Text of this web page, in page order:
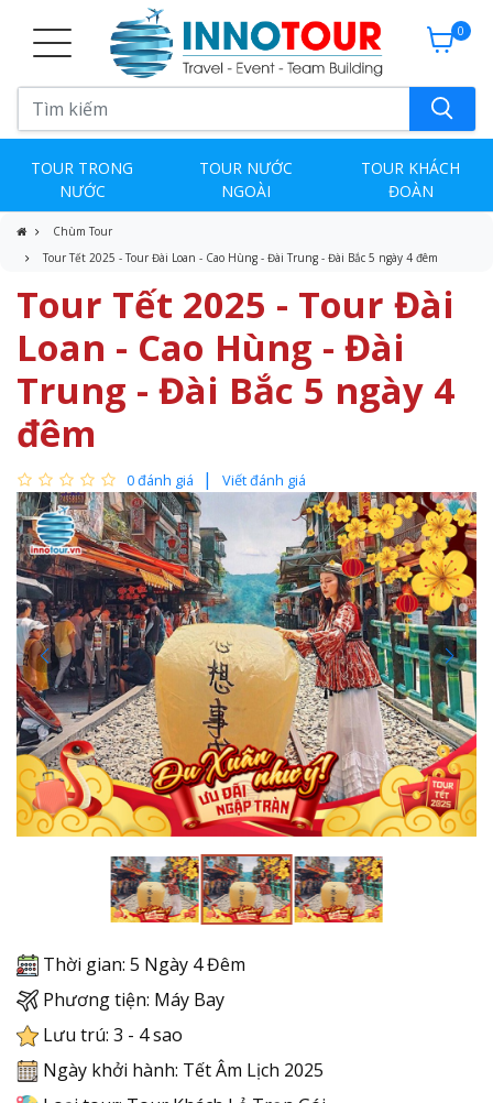
0
TOUR TRONG
NƯỚC
TOUR NƯỚC
NGOÀI
TOUR KHÁCH
ĐOÀN
Chùm Tour
Tour Tết 2025 - Tour Đài Loan - Cao Hùng - Đài Trung - Đài Bắc 5 ngày 4 đêm
Tour Tết 2025 - Tour Đài
Loan - Cao Hùng - Đài
Trung - Đài Bắc 5 ngày 4
đêm
0 đánh giá Viết đánh giá
Thời gian: 5 Ngày 4 Đêm
Phương tiện: Máy Bay
Lưu trú: 3 - 4 sao
Ngày khởi hành: Tết Âm Lịch 2025